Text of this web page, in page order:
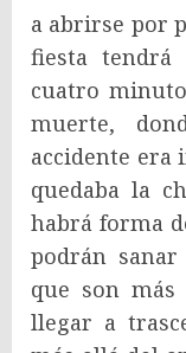
a abrirse por
fiesta
cuatro
muerte,
accidente era
quedaba la
habrá forma
podrán
que son más
llegar a